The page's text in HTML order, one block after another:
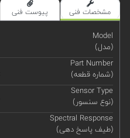
مشخصات فنی پیوست فنی
Model
(مدل)
Part Number
(شماره قطعه)
Sensor Type
(نوع سنسور)
Spectral Response
(طیف پاسخ دهی)